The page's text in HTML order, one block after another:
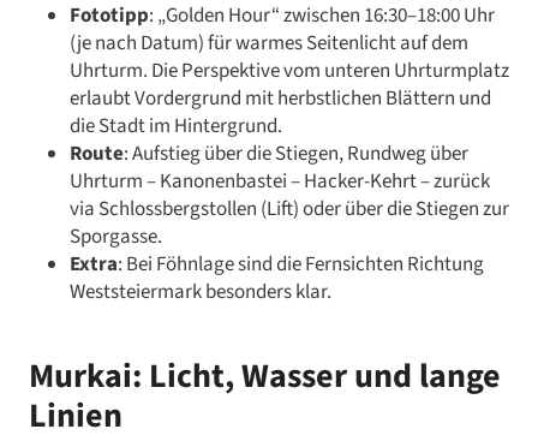
Fototipp: „Golden Hour“ zwischen 16:30–18:00 Uhr
(je nach Datum) für warmes Seitenlicht auf dem
Uhrturm. Die Perspektive vom unteren Uhrturmplatz
erlaubt Vordergrund mit herbstlichen Blättern und
die Stadt im Hintergrund.
Route: Aufstieg über die Stiegen, Rundweg über
Uhrturm – Kanonenbastei – Hacker-Kehrt – zurück
via Schlossbergstollen (Lift) oder über die Stiegen zur
Sporgasse.
Extra: Bei Föhnlage sind die Fernsichten Richtung
Weststeiermark besonders klar.
Murkai: Licht, Wasser und lange
Linien